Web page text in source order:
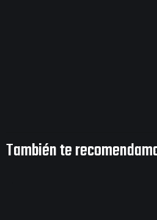
También te